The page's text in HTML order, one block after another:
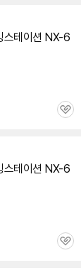
스테이션 NX-6
관
스테이션 NX-6
관